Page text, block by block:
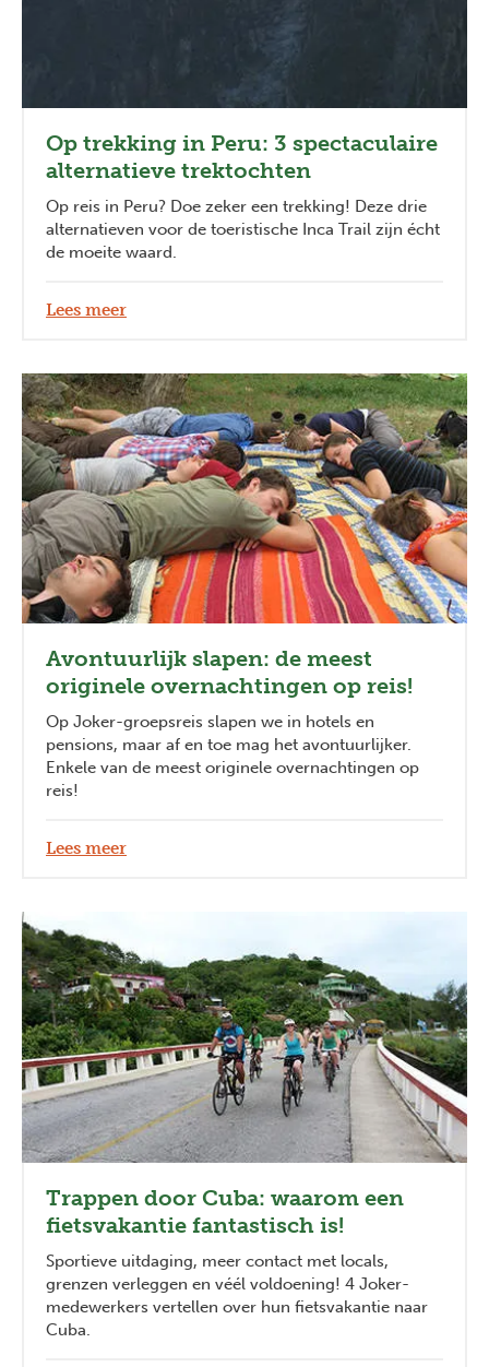
Op trekking in Peru: 3 spectaculaire
alternatieve trektochten
Op reis in Peru? Doe zeker een trekking! Deze drie
alternatieven voor de toeristische Inca Trail zijn écht
de moeite waard.
Lees meer
Avontuurlijk slapen: de meest
originele overnachtingen op reis!
Op Joker-groepsreis slapen we in hotels en
pensions, maar af en toe mag het avontuurlijker.
Enkele van de meest originele overnachtingen op
reis!
Lees meer
Trappen door Cuba: waarom een
fietsvakantie fantastisch is!
Sportieve uitdaging, meer contact met locals,
grenzen verleggen en véél voldoening! 4 Joker-
medewerkers vertellen over hun fietsvakantie naar
Cuba.